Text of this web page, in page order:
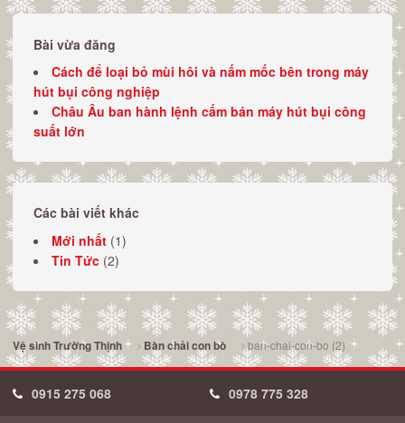
Bài vừa đăng
Cách để loại bỏ mùi hôi và nấm mốc bên trong máy
hút bụi công nghiệp
Châu Âu ban hành lệnh cấm bán máy hút bụi công
suất lớn
Các bài viết khác
Mới nhất(1)
Tin Tức(2)
Vệ sinh Trường Thịnh Bàn chải con bò ban-chai-con-bo (2)
0915 275 068 0978 775 328